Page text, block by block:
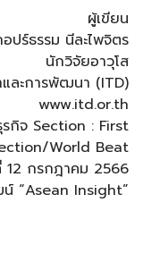
ผู้เขียน
ปร์ธรรม นีละไพจิตร
นักวิจัยอาวุโส
และการพัฒนา (ITD)
www.itd.or.th
กิจ Section : First
World Beat
กรกฎาคม 2566
“Asean Insight”